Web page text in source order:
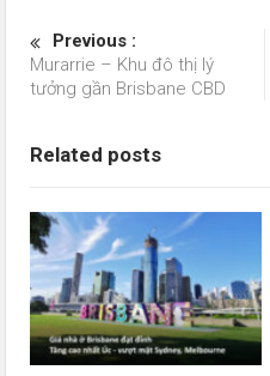
Previous :
Murarrie – Khu đô thị lý
tưởng gần Brisbane CBD
Related posts